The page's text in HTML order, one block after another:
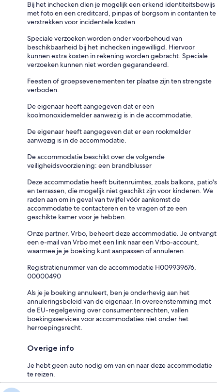
Bij het inchecken dien je mogelijk een erkend identiteitsbewijs
met foto en een creditcard, pinpas of borgsom in contanten te
verstrekken voor incidentele kosten.
Speciale verzoeken worden onder voorbehoud van
beschikbaarheid bij het inchecken ingewilligd. Hiervoor
kunnen extra kosten in rekening worden gebracht. Speciale
verzoeken kunnen niet worden gegarandeerd.
Feesten of groepsevenementen ter plaatse zijn ten strengste
verboden.
De eigenaar heeft aangegeven dat er een
koolmonoxidemelder aanwezig is in de accommodatie.
De eigenaar heeft aangegeven dat er een rookmelder
aanwezig is in de accommodatie.
De accommodatie beschikt over de volgende
veiligheidsvoorziening: een brandblusser
Deze accommodatie heeft buitenruimtes, zoals balkons, patio's
en terrassen, die mogelijk niet geschikt zijn voor kinderen. We
raden aan om in geval van twijfel vóór aankomst de
accommodatie te contacteren en te vragen of ze een
geschikte kamer voor je hebben.
Onze partner, Vrbo, beheert deze accommodatie. Je ontvangt
een e-mail van Vrbo met een link naar een Vrbo-account,
waarmee je je boeking kunt aanpassen of annuleren.
Registratienummer van de accommodatie H009939676,
00000490
Als je je boeking annuleert, ben je onderhevig aan het
annuleringsbeleid van de eigenaar. In overeenstemming met
de EU-regelgeving over consumentenrechten, vallen
boekingsservices voor accommodaties niet onder het
herroepingsrecht.
Overige info
Je hebt geen auto nodig om van en naar deze accommodatie
te reizen.